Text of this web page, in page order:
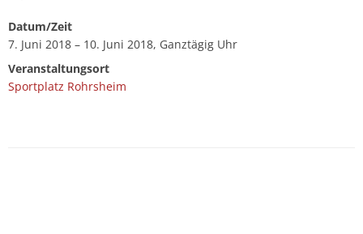
Datum/Zeit
7. Juni 2018 – 10. Juni 2018, Ganztägig Uhr
Veranstaltungsort
Sportplatz Rohrsheim